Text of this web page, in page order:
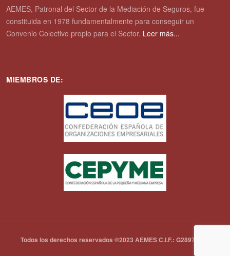
AEMES, Patronal del Sector de la Mediación de Seguros, fue
constituida en 1978 fundamentalmente para conseguir un
Convenio Colectivo propio para el Sector. Leer más...
MIEMBROS DE:
Todos los derechos reservados ©2023 AEMES C.I.F.: G28972792